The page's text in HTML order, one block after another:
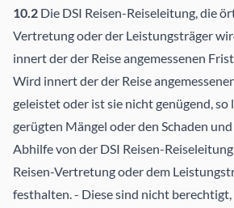
10.2 Die DSI Reisen-Reiseleitung, die
Vertretung oder der Leistungsträger
innert der der Reise angemessenen
Wird innert der der Reise
geleistet oder ist sie nicht genügend, so
gerügten Mängel oder den Schaden
Abhilfe von der DSI Reisen-
Reisen-Vertretung oder dem
festhalten. - Diese sind nicht